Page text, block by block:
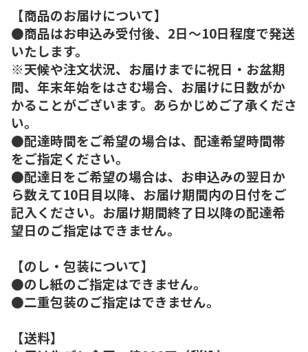
【商品のお届けについて】
●商品はお申込み受付後、2日～10日程度で発送
いたします。
※天候や注文状況、お届けまでに祝日・お盆期
間、年末年始をはさむ場合、お届けに日数がか
かることがございます。あらかじめご了承くださ
い。
●配達時間をご希望の場合は、配達希望時間帯
をご指定ください。
●配達日をご希望の場合は、お申込みの翌日か
ら数えて10日目以降、お届け期間内の日付をご
記入ください。お届け期間終了日以降の配達希
望日のご指定はできません。
【のし・包装について】
●のし紙のご指定はできません。
●二重包装のご指定はできません。
【送料】